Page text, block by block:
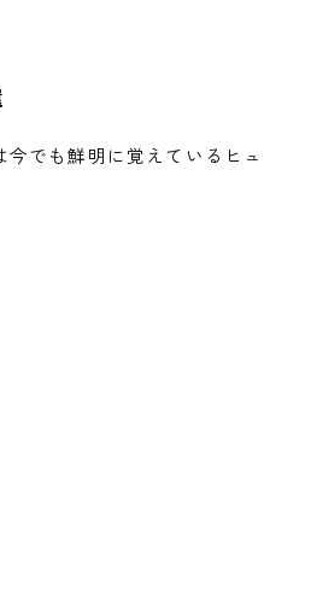
でも鮮明に覚えているヒュ